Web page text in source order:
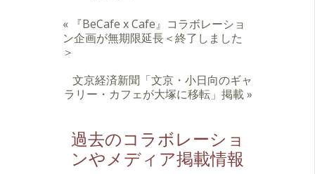
« 『BeCafe x Cafe』コラボレーショ
ン企画が無期限延長＜終了しました
＞
文京経済新聞「文京・小日向のギャ
ラリー・カフェが大塚に移転」掲載»
過去のコラボレーショ
ンやメディア掲載情報